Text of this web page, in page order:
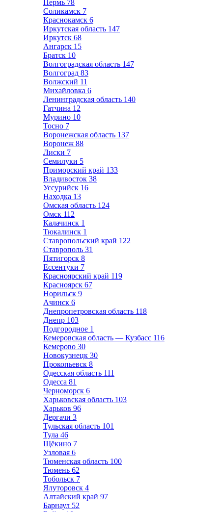
Пермь 78
Соликамск 7
Краснокамск 6
Иркутская область 147
Иркутск 68
Ангарск 15
Братск 10
Волгоградская область 147
Волгоград 83
Волжский 11
Михайловка 6
Ленинградская область 140
Гатчина 12
Мурино 10
Тосно 7
Воронежская область 137
Воронеж 88
Лиски 7
Семилуки 5
Приморский край 133
Владивосток 38
Уссурийск 16
Находка 13
Омская область 124
Омск 112
Калачинск 1
Тюкалинск 1
Ставропольский край 122
Ставрополь 31
Пятигорск 8
Ессентуки 7
Красноярский край 119
Красноярск 67
Норильск 9
Ачинск 6
Днепропетровская область 118
Днепр 103
Подгородное 1
Кемеровская область — Кузбасс 116
Кемерово 30
Новокузнецк 30
Прокопьевск 8
Одесская область 111
Одесса 81
Черноморск 6
Харьковская область 103
Харьков 96
Дергачи 3
Тульская область 101
Тула 46
Щёкино 7
Узловая 6
Тюменская область 100
Тюмень 62
Тобольск 7
Ялуторовск 4
Алтайский край 97
Барнаул 52